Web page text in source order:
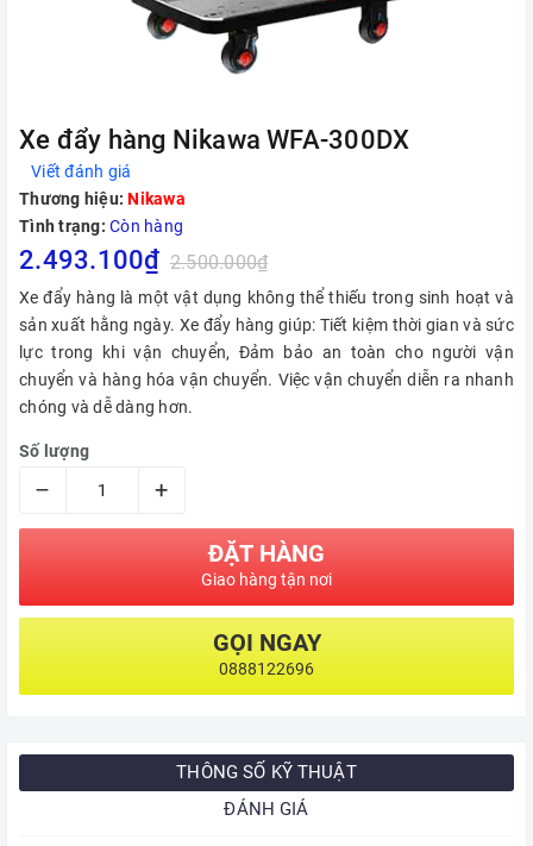
Xe đẩy hàng Nikawa WFA-300DX
Viết đánh giá
Thương hiệu: Nikawa
Tình trạng: Còn hàng
2.493.100₫ 2.500.000₫
Xe đẩy hàng là một vật dụng không thể thiếu trong sinh hoạt và
sản xuất hằng ngày. Xe đẩy hàng giúp: Tiết kiệm thời gian và sức
lực trong khi vận chuyển, Đảm bảo an toàn cho người vận
chuyển và hàng hóa vận chuyển. Việc vận chuyển diễn ra nhanh
chóng và dễ dàng hơn.
Số lượng
– +
ĐẶT HÀNG
Giao hàng tận nơi
GỌI NGAY
0888122696
THÔNG SỐ KỸ THUẬT
ĐÁNH GIÁ